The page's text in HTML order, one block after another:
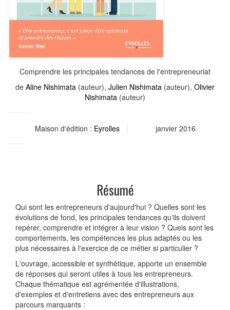
Comprendre les principales tendances de l'entrepreneuriat
de Aline Nishimata (auteur), Julien Nishimata (auteur), Olivier
Nishimata (auteur)
Maison d'édition : Eyrolles janvier 2016
Résumé
Qui sont les entrepreneurs d'aujourd'hui ? Quelles sont les
évolutions de fond, les principales tendances qu'ils doivent
repérer, comprendre et intégrer à leur vision ? Quels sont les
comportements, les compétences les plus adaptés ou les
plus nécessaires à l'exercice de ce métier si particulier ?
L'ouvrage, accessible et synthétique, apporte un ensemble
de réponses qui seront utiles à tous les entrepreneurs.
Chaque thématique est agrémentée d'illustrations,
d'exemples et d'entretiens avec des entrepreneurs aux
parcours marquants :